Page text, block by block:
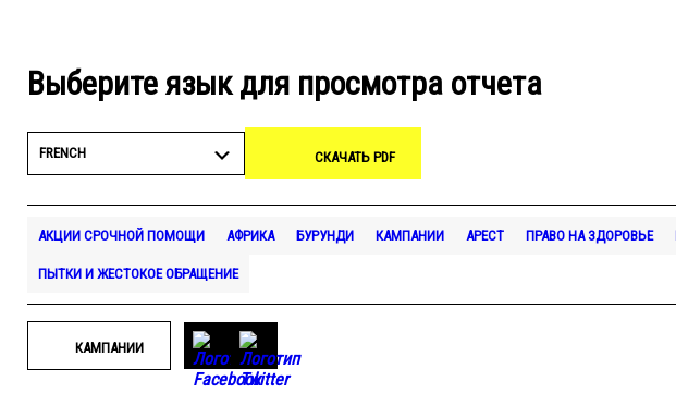
Выберите язык для просмотра отчета
FRENCH СКАЧАТЬ PDF
АКЦИИ СРОЧНОЙ ПОМОЩИ АФРИКА БУРУНДИ КАМПАНИИ АРЕСТ ПРАВО НА ЗДОРОВЬЕ
ПЫТКИ И ЖЕСТОКОЕ ОБРАЩЕНИЕ
КАМПАНИИ